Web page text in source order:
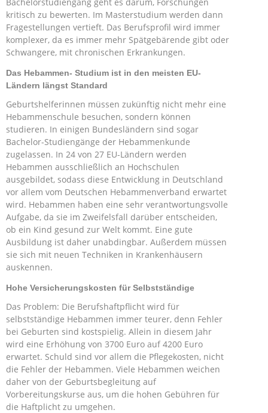
kritisch zu bewerten. Im Masterstudium werden dann
Fragestellungen vertieft. Das Berufsprofil wird immer
komplexer, da es immer mehr Spätgebärende gibt oder
Schwangere, mit chronischen Erkrankungen.
Das Hebammen- Studium ist in den meisten EU-
Ländern längst Standard
Geburtshelferinnen müssen zukünftig nicht mehr eine
Hebammenschule besuchen, sondern können
studieren. In einigen Bundesländern sind sogar
Bachelor-Studiengänge der Hebammenkunde
zugelassen. In 24 von 27 EU-Ländern werden
Hebammen ausschließlich an Hochschulen
ausgebildet, sodass diese Entwicklung in Deutschland
vor allem vom Deutschen Hebammenverband erwartet
wird. Hebammen haben eine sehr verantwortungsvolle
Aufgabe, da sie im Zweifelsfall darüber entscheiden,
ob ein Kind gesund zur Welt kommt. Eine gute
Ausbildung ist daher unabdingbar. Außerdem müssen
sie sich mit neuen Techniken in Krankenhäusern
auskennen.
Hohe Versicherungskosten für Selbstständige
Das Problem: Die Berufshaftpflicht wird für
selbstständige Hebammen immer teurer, denn Fehler
bei Geburten sind kostspielig. Allein in diesem Jahr
wird eine Erhöhung von 3700 Euro auf 4200 Euro
erwartet. Schuld sind vor allem die Pflegekosten, nicht
die Fehler der Hebammen. Viele Hebammen weichen
daher von der Geburtsbegleitung auf
Vorbereitungskurse aus, um die hohen Gebühren für
die Haftplicht zu umgehen.